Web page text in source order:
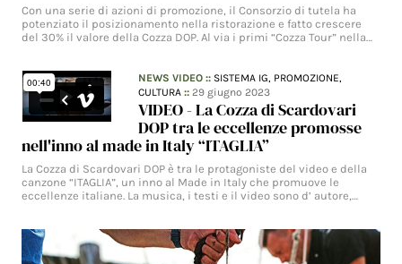
Con una serie di azioni di promozione, il Consorzio di tutela ha
potenziato il posizionamento nella ristorazione e fatto crescere
del 30% il valore della Cozza DOP. Al via i primi “Cozza Tour” nella…
NEWS VIDEO :: SISTEMA IG, PROMOZIONE,
CULTURA ::29 giugno 2023
VIDEO - La Cozza di Scardovari
DOP tra le eccellenze promosse
nell'inno al made in Italy “ITAGLIA”
La Cozza di Scardovari DOP è tra le protagoniste del video e della
canzone “ITAGLIA”, un inno al Made in Italy che promuove le
eccellenze italiane. La musica, i testi e il video sono d’ autore,…